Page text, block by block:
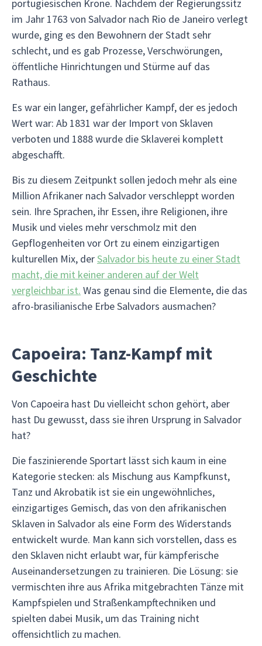
portugiesischen Krone. Nachdem der Regierungssitz
im Jahr 1763 von Salvador nach Rio de Janeiro verlegt
wurde, ging es den Bewohnern der Stadt sehr
schlecht, und es gab Prozesse, Verschwörungen,
öffentliche Hinrichtungen und Stürme auf das
Rathaus.
Es war ein langer, gefährlicher Kampf, der es jedoch
Wert war: Ab 1831 war der Import von Sklaven
verboten und 1888 wurde die Sklaverei komplett
abgeschafft.
Bis zu diesem Zeitpunkt sollen jedoch mehr als eine
Million Afrikaner nach Salvador verschleppt worden
sein. Ihre Sprachen, ihr Essen, ihre Religionen, ihre
Musik und vieles mehr verschmolz mit den
Gepflogenheiten vor Ort zu einem einzigartigen
kulturellen Mix, derSalvador bis heute zu einer Stadt
macht, die mit keiner anderen auf der Welt
vergleichbar ist. Was genau sind die Elemente, die das
afro-brasilianische Erbe Salvadors ausmachen?
Capoeira: Tanz-Kampf mit
Geschichte
Von Capoeira hast Du vielleicht schon gehört, aber
hast Du gewusst, dass sie ihren Ursprung in Salvador
hat?
Die faszinierende Sportart lässt sich kaum in eine
Kategorie stecken: als Mischung aus Kampfkunst,
Tanz und Akrobatik ist sie ein ungewöhnliches,
einzigartiges Gemisch, das von den afrikanischen
Sklaven in Salvador als eine Form des Widerstands
entwickelt wurde. Man kann sich vorstellen, dass es
den Sklaven nicht erlaubt war, für kämpferische
Auseinandersetzungen zu trainieren. Die Lösung: sie
vermischten ihre aus Afrika mitgebrachten Tänze mit
Kampfspielen und Straßenkampftechniken und
spielten dabei Musik, um das Training nicht
offensichtlich zu machen.